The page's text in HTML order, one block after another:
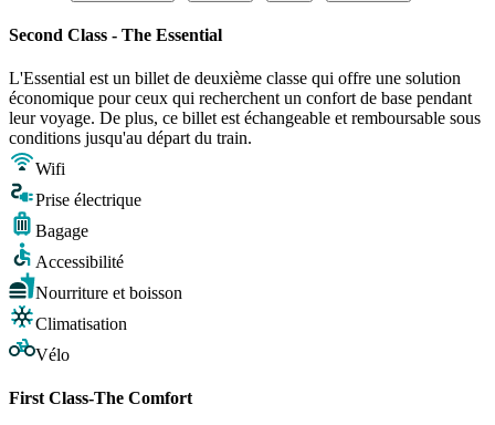
Second Class - The Essential
L'Essential est un billet de deuxième classe qui offre une solution
économique pour ceux qui recherchent un confort de base pendant
leur voyage. De plus, ce billet est échangeable et remboursable sous
conditions jusqu'au départ du train.
Wifi
Prise électrique
Bagage
Accessibilité
Nourriture et boisson
Climatisation
Vélo
First Class-The Comfort